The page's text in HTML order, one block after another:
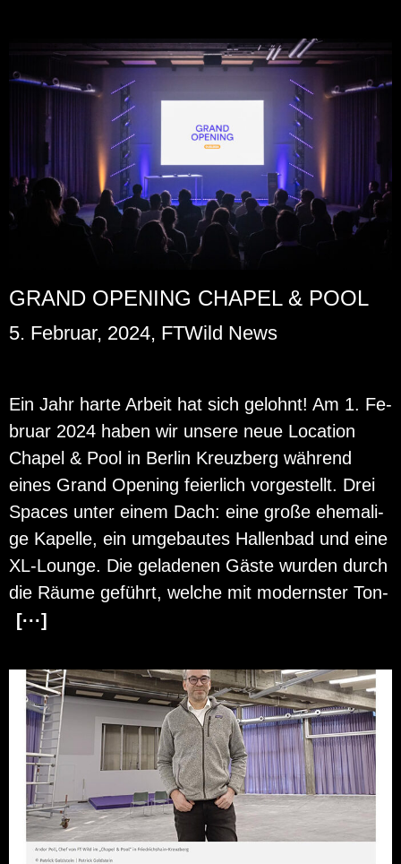
GRAND OPENING CHAPEL & POOL
5. Februar, 2024, FTWild News
Ein Jahr harte Ar­beit hat sich ge­lohnt! Am 1. Fe­
bru­ar 2024 haben wir un­se­re neue Lo­ca­ti­on
Cha­pel & Pool in Ber­lin Kreuz­berg wäh­rend
eines Grand Opening fei­er­lich vor­ge­stellt. Drei
Spaces unter einem Dach: eine große ehe­ma­li­
ge Ka­pel­le, ein um­ge­bau­tes Hal­len­bad und eine
XL-Lounge. Die ge­la­de­nen Gäste wur­den durch
die Räume ge­führt, wel­che mit mo­derns­ter Ton-
[···]